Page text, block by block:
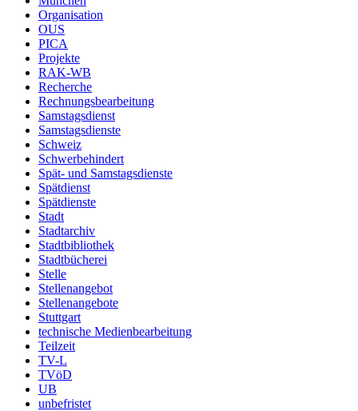
Organisation
OUS
PICA
Projekte
RAK-WB
Recherche
Rechnungsbearbeitung
Samstagsdienst
Samstagsdienste
Schweiz
Schwerbehindert
Spät- und Samstagsdienste
Spätdienst
Spätdienste
Stadt
Stadtarchiv
Stadtbibliothek
Stadtbücherei
Stelle
Stellenangebot
Stellenangebote
Stuttgart
technische Medienbearbeitung
Teilzeit
TV-L
TVöD
UB
unbefristet